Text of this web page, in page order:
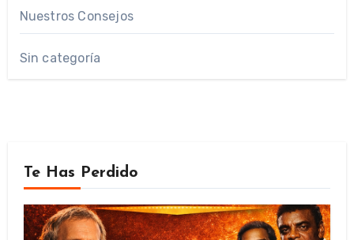
Nuestros Consejos
Sin categoría
Te Has Perdido